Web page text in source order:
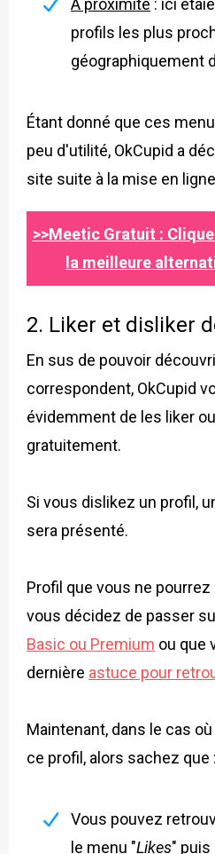
À proximité : ici
profils les plus
géographiquement
Étant donné que ces
peu d'utilité, OkCupid a
site suite à la mise en
>>Meetic Gratuit :
la meilleure
2. Liker et disliker
En sus de pouvoir
correspondent, OkCupid
évidemment de les liker
gratuitement.
Si vous dislikez un profil,
sera présenté.
Profil que vous ne
vous décidez de passer
Basic ou Premium ou que
dernière astuce pour
Maintenant, dans le cas
ce profil, alors sachez que :
Vous pouvez
le menu "Likes" puis